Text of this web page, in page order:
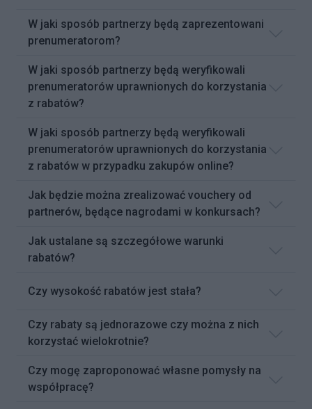
W jaki sposób partnerzy będą zaprezentowani
prenumeratorom?
W jaki sposób partnerzy będą weryfikowali
prenumeratorów uprawnionych do korzystania
z rabatów?
W jaki sposób partnerzy będą weryfikowali
prenumeratorów uprawnionych do korzystania
z rabatów w przypadku zakupów online?
Jak będzie można zrealizować vouchery od
partnerów, będące nagrodami w konkursach?
Jak ustalane są szczegółowe warunki
rabatów?
Czy wysokość rabatów jest stała?
Czy rabaty są jednorazowe czy można z nich
korzystać wielokrotnie?
Czy mogę zaproponować własne pomysły na
współpracę?